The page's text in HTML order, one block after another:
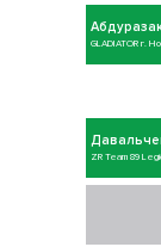
GLADIATOR г.
ZR Team 89